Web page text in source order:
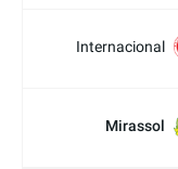
Internacional
Mirassol